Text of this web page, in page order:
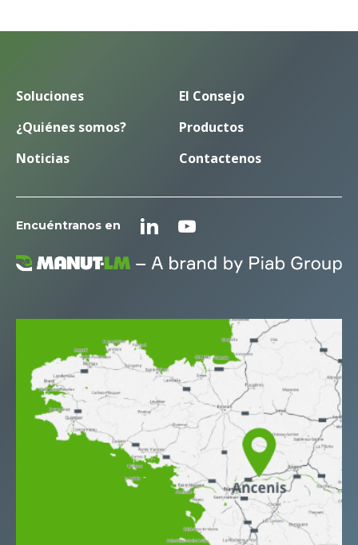
Soluciones
El Consejo
¿Quiénes somos?
Productos
Noticias
Contactenos
Encuéntranos en